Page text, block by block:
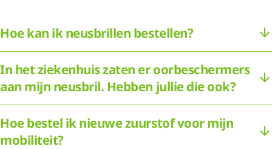
Hoe kan ik neusbrillen bestellen?
In het ziekenhuis zaten er oorbeschermers
aan mijn neusbril. Hebben jullie die ook?
Hoe bestel ik nieuwe zuurstof voor mijn
mobiliteit?